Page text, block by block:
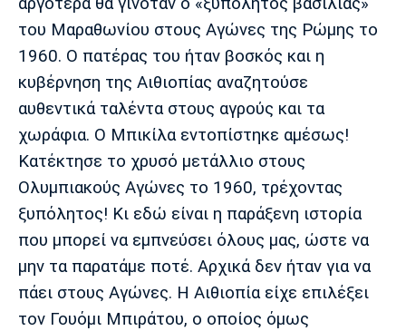
του Μαραθωνίου στους Αγώνες της Ρώμης το
1960. Ο πατέρας του ήταν βοσκός και η
κυβέρνηση της Αιθιοπίας αναζητούσε
αυθεντικά ταλέντα στους αγρούς και τα
χωράφια. Ο Μπικίλα εντοπίστηκε αμέσως!
Κατέκτησε το χρυσό μετάλλιο στους
Ολυμπιακούς Αγώνες το 1960, τρέχοντας
ξυπόλητος! Κι εδώ είναι η παράξενη ιστορία
που μπορεί να εμπνεύσει όλους μας, ώστε να
μην τα παρατάμε ποτέ. Αρχικά δεν ήταν για να
πάει στους Αγώνες. Η Αιθιοπία είχε επιλέξει
τον Γουόμι Μπιράτου, ο οποίος όμως